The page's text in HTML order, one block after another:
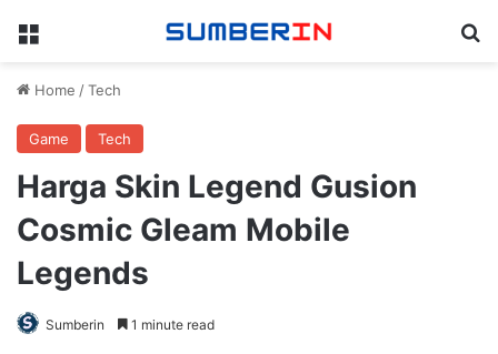
Menu
Home /Tech
Game Tech
Harga Skin Legend Gusion
Cosmic Gleam Mobile
Legends
Sumberin 1 minute read